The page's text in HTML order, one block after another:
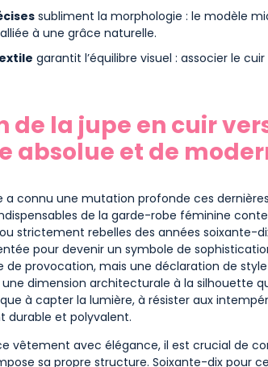
subliment la morphologie : le modèle
à une grâce naturelle.
garantit l’équilibre visuel : associer le
de la jupe en cuir
absolue et de
a connu une mutation profonde ces
de la garde-robe féminine
strictement rebelles des années soixante-
pour devenir un symbole de
de provocation, mais une déclaration de
dimension architecturale à la silhouette
à capter la lumière, à résister aux
durable et polyvalent.
vêtement avec élégance, il est crucial de
sa propre structure. Soixante-dix pour